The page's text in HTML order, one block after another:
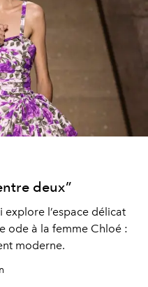
deux”
explore l’espace délicat
ode à la femme Chloé :
moderne.